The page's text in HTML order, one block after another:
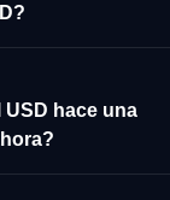
hace una